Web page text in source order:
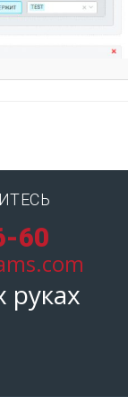
60
руках